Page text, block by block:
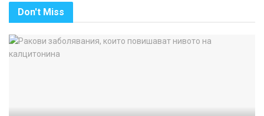
Don't Miss